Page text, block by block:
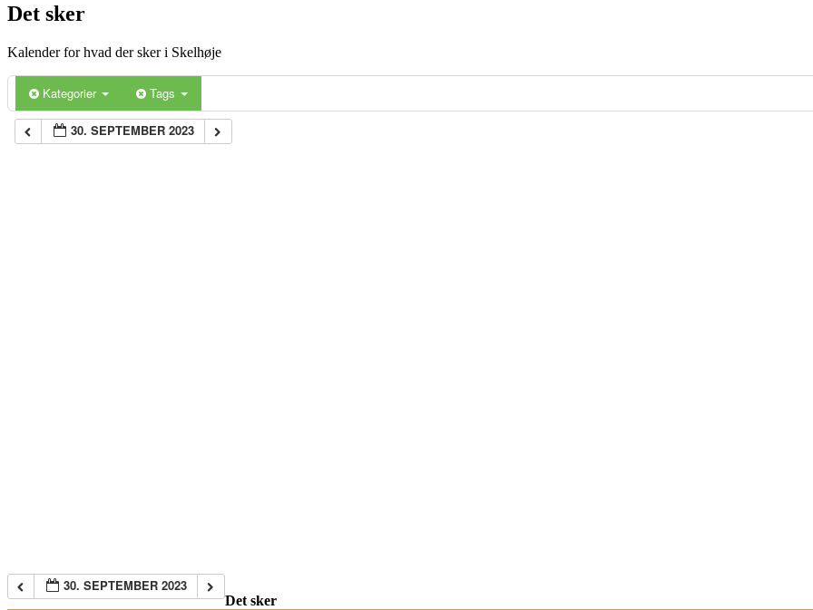
Det sker
Kalender for hvad der sker i Skelhøje
Kategorier Tags
30. SEPTEMBER 2023
30. SEPTEMBER 2023
Det sker